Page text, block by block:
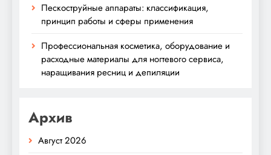
Пескоструйные аппараты: классификация,
принцип работы и сферы применения
Профессиональная косметика, оборудование и
расходные материалы для ногтевого сервиса,
наращивания ресниц и депиляции
Архив
Август 2026